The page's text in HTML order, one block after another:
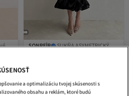
SONREİR
SUKŇA ASYMETRICKÝ
a optimalizáciu tvojej skúsenosti s
obsahu a reklám, ktoré budú